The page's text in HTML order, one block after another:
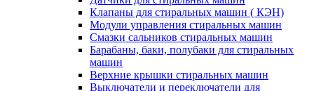
Клапаны для стиральных машин ( КЭН)
Модули управления стиральных машин
Смазки сальников стиральных машин
Барабаны, баки, полубаки для стиральных
машин
Верхние крышки стиральных машин
Выключатели и переключатели для